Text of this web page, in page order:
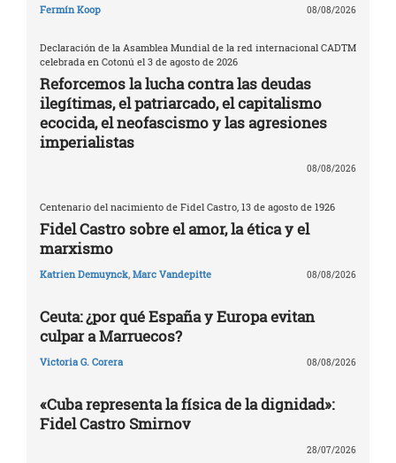
Fermín Koop 08/08/2026
Declaración de la Asamblea Mundial de la red internacional CADTM
celebrada en Cotonú el 3 de agosto de 2026
Reforcemos la lucha contra las deudas
ilegítimas, el patriarcado, el capitalismo
ecocida, el neofascismo y las agresiones
imperialistas
08/08/2026
Centenario del nacimiento de Fidel Castro, 13 de agosto de 1926
Fidel Castro sobre el amor, la ética y el
marxismo
Katrien Demuynck, Marc Vandepitte 08/08/2026
Ceuta: ¿por qué España y Europa evitan
culpar a Marruecos?
Victoria G. Corera 08/08/2026
«Cuba representa la física de la dignidad»:
Fidel Castro Smirnov
28/07/2026